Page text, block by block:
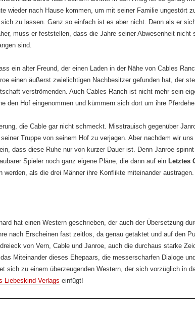
wieder nach Hause kommen, um mit seiner Familie ungestört
sich zu lassen. Ganz so einfach ist es aber nicht. Denn als er
muss er feststellen, dass die Jahre seiner Abwesenheit nicht
sind.
ein alter Freund, der einen Laden in der Nähe von Cables
einen äußerst zwielichtigen Nachbesitzer gefunden hat, der
verströmenden. Auch Cables Ranch ist nicht mehr sein
den Hof eingenommen und kümmern sich dort um ihre
die Cable gar nicht schmeckt. Misstrauisch gegenüber
Truppe von seinem Hof zu verjagen. Aber nachdem wir
dass diese Ruhe nur von kurzer Dauer ist. Denn Janroe
Spieler noch ganz eigene Pläne, die dann auf ein Letztes
werden, als die drei Männer ihre Konflikte miteinander austragen.
hat einen Western geschrieben, der auch der Übersetzung
nach Erscheinen fast zeitlos, da genau getaktet und auf den
von Vern, Cable und Janroe, auch die durchaus starke
Miteinander dieses Ehepaars, die messerscharfen Dialoge
sich zu einem überzeugenden Western, der sich vorzüglich in
Liebeskind-Verlags einfügt!